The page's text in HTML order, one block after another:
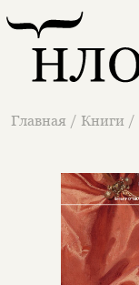
Главная / Книги /